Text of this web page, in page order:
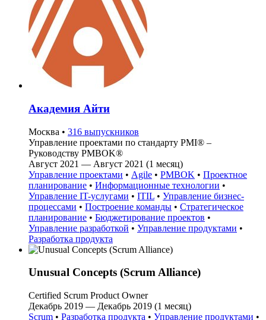
Академия Айти
Москва • 316 выпускников
Управление проектами по стандарту PMI® –
Руководству PMBOK®
Август 2021 — Август 2021 (1 месяц)
Управление проектами • Agile • PMBOK • Проектное
планирование • Информационные технологии •
Управление IT-услугами • ITIL • Управление бизнес-
процессами • Построение команды • Стратегическое
планирование • Бюджетирование проектов •
Управление разработкой • Управление продуктами •
Разработка продукта
Unusual Concepts (Scrum Alliance)
Certified Scrum Product Owner
Декабрь 2019 — Декабрь 2019 (1 месяц)
Scrum • Разработка продукта • Управление продуктами •